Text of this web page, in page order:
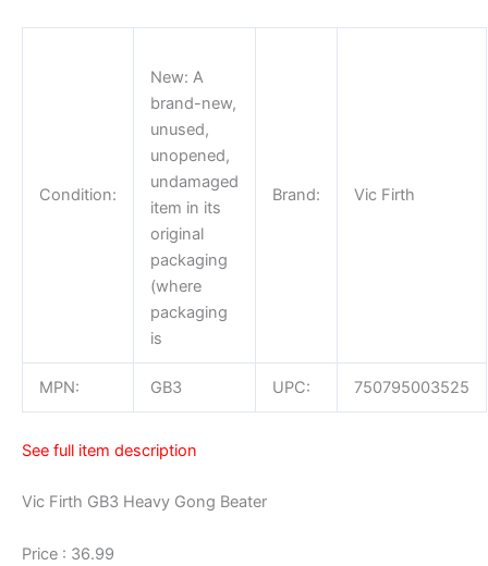
Condition:
New: A
brand-new,
unused,
unopened,
undamaged
item in its
original
packaging
(where
packaging
is
Brand: Vic Firth
MPN: GB3 UPC: 750795003525
See full item description
Vic Firth GB3 Heavy Gong Beater
Price : 36.99